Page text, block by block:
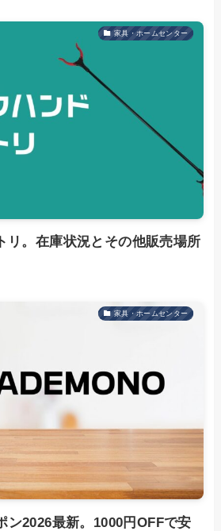
家具・ホームセンター
リ。在庫状況とその他販売場所
家具・ホームセンター
ン2026最新。1000円OFFで安